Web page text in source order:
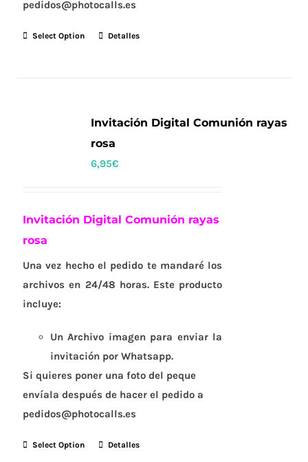
pedidos@photocalls.es
Select Option Detalles
Invitación Digital Comunión rayas
rosa
6,95€
Invitación Digital Comunión rayas
rosa
Una vez hecho el pedido te mandaré los
archivos en 24/48 horas. Este producto
incluye:
Un Archivo imagen para enviar la
invitación por Whatsapp.
Si quieres poner una foto del peque
envíala después de hacer el pedido a
pedidos@photocalls.es
Select Option Detalles